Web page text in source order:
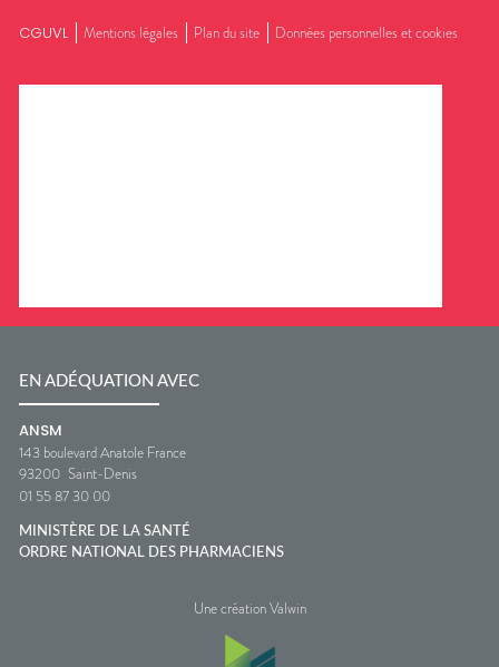
CGUVL Mentions légales Plan du site Données personnelles et cookies
EN ADÉQUATION AVEC
ANSM
143 boulevard Anatole France
93200 Saint-Denis
01 55 87 30 00
MINISTÈRE DE LA SANTÉ
ORDRE NATIONAL DES PHARMACIENS
Une création Valwin